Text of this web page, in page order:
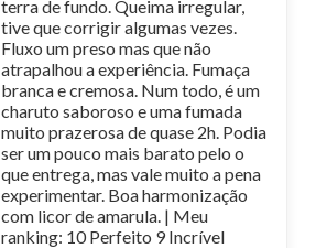
terra de fundo. Queima irregular,
tive que corrigir algumas vezes.
Fluxo um preso mas que não
atrapalhou a experiência. Fumaça
branca e cremosa. Num todo, é um
charuto saboroso e uma fumada
muito prazerosa de quase 2h. Podia
ser um pouco mais barato pelo o
que entrega, mas vale muito a pena
experimentar. Boa harmonização
com licor de amarula. | Meu
ranking: 10 Perfeito 9 Incrível